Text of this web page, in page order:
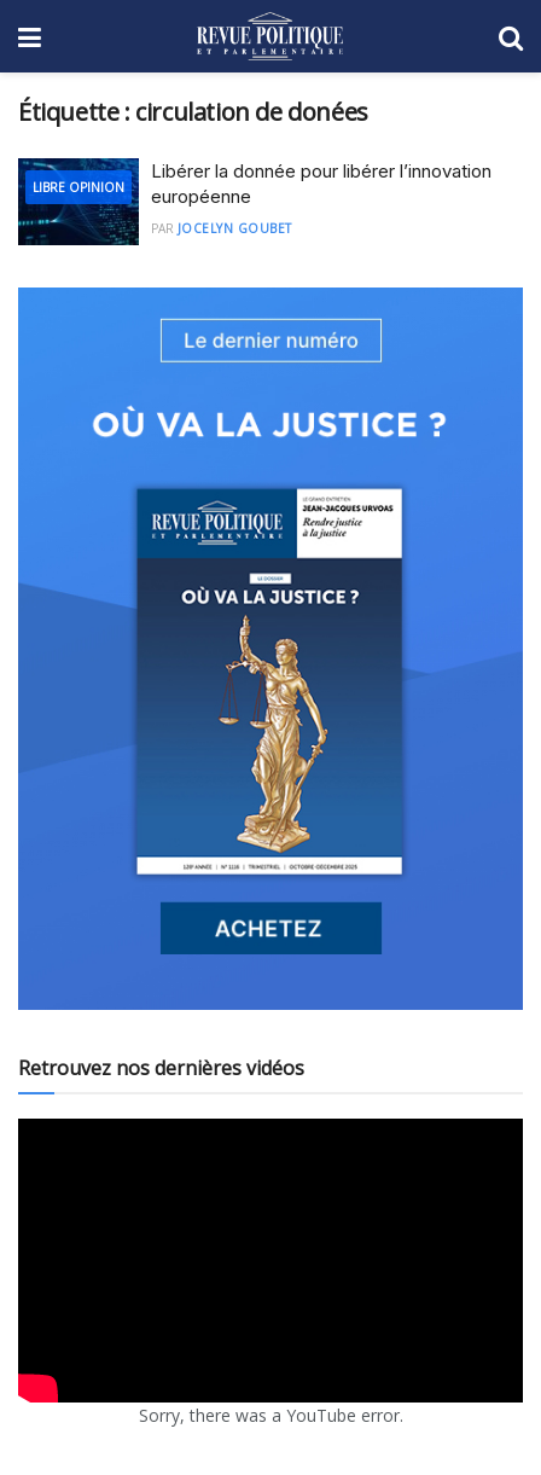
Étiquette : circulation de donées
LIBRE OPINION
Libérer la donnée pour libérer l’innovation
européenne
PAR JOCELYN GOUBET
Retrouvez nos dernières vidéos
Sorry, there was a YouTube error.